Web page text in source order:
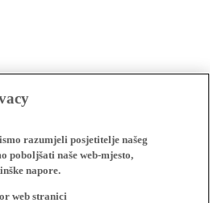
razumjeli posjetitelje našeg
poboljšati naše web-mjesto,
napore.
web stranici